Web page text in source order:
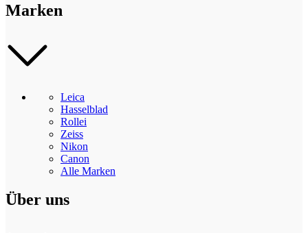
Marken
Leica
Hasselblad
Rollei
Zeiss
Nikon
Canon
Alle Marken
Über uns